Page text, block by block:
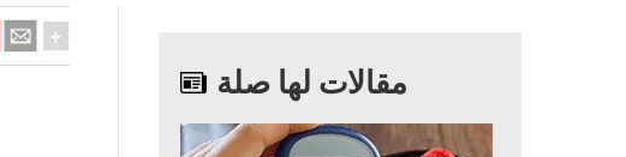
مقالات لها صلة